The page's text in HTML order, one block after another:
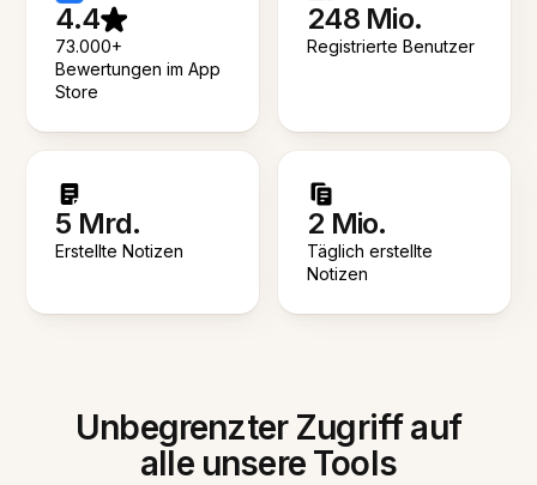
4.4
73.000+
Bewertungen im App
Store
248 Mio.
Registrierte Benutzer
5 Mrd.
Erstellte Notizen
2 Mio.
Täglich erstellte
Notizen
Unbegrenzter Zugriff auf
alle unsere Tools